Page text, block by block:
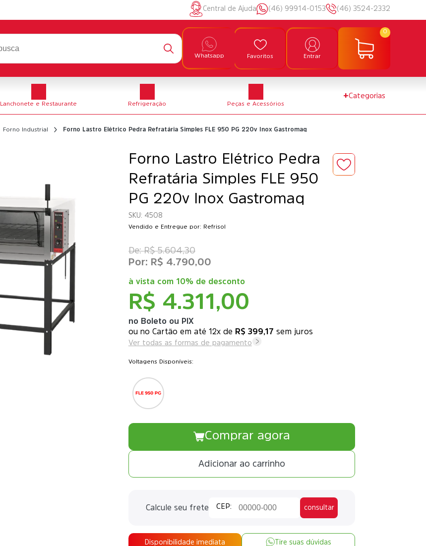
Central de Ajuda (46) 99914-0153 (46) 3524-2332
Whatsapp Favoritos Entrar
0
Lanchonete e Restaurante Refrigeração Peças e Acessórios
+Categorias
Forno Industrial Forno Lastro Elétrico Pedra Refratária Simples FLE 950 PG 220v Inox Gastromaq
Forno Lastro Elétrico Pedra
Refratária Simples FLE 950
PG 220v Inox Gastromaq
4508
Vendido e Entregue por: Refrisol
R$ 4.311,00
no Boleto ou PIX
à vista com 10% de desconto
R$ 5.604,30
R$ 4.790,00
ou 12x de R$ 399,17 sem juros
Ver todas as formas de pagamento
Voltagens Disponíveis:
Adicionar ao carrinho
Comprar agora
Calcule seu frete consultar
Disponibilidade imediata Tire suas dúvidas